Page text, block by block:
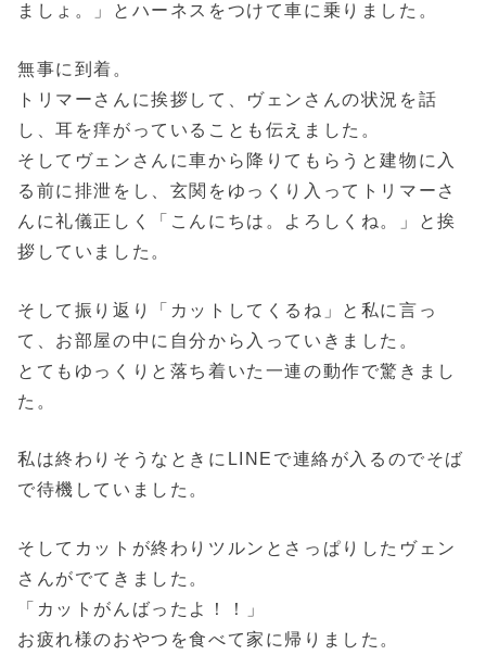
ましょ。」とハーネスをつけて車に乗りました。
無事に到着。
トリマーさんに挨拶して、ヴェンさんの状況を話
し、耳を痒がっていることも伝えました。
そしてヴェンさんに車から降りてもらうと建物に入
る前に排泄をし、玄関をゆっくり入ってトリマーさ
んに礼儀正しく「こんにちは。よろしくね。」と挨
拶していました。
そして振り返り「カットしてくるね」と私に言っ
て、お部屋の中に自分から入っていきました。
とてもゆっくりと落ち着いた一連の動作で驚きまし
た。
私は終わりそうなときにLINEで連絡が入るのでそば
で待機していました。
そしてカットが終わりツルンとさっぱりしたヴェン
さんがでてきました。
「カットがんばったよ！！」
お疲れ様のおやつを食べて家に帰りました。